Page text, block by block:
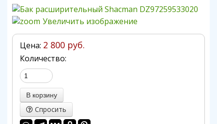
Увеличить изображение
Цена: 2 800 руб.
Количество:
Спросить